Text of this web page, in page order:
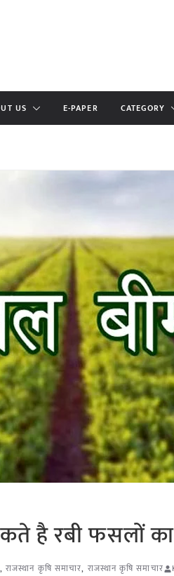
US E-PAPER CATEGORY
है रबी फसलों का
,राजस्थान कृषि समाचार, राजस्थान कृषि समाचार